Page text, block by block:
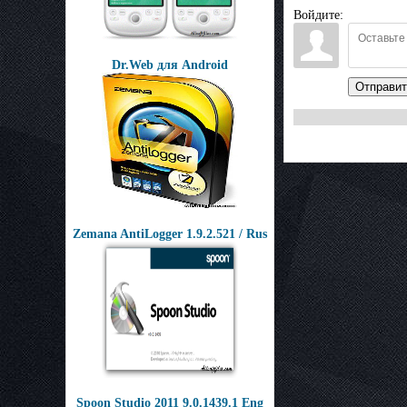
Dr.Web для Android
Zemana AntiLogger 1.9.2.521 / Rus
Spoon Studio 2011 9.0.1439.1 Eng
Войдите: